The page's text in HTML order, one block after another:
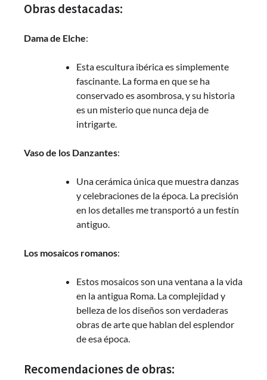
Obras destacadas:
Dama de Elche:
Esta escultura ibérica es simplemente
fascinante. La forma en que se ha
conservado es asombrosa, y su historia
es un misterio que nunca deja de
intrigarte.
Vaso de los Danzantes:
Una cerámica única que muestra danzas
y celebraciones de la época. La precisión
en los detalles me transportó a un festín
antiguo.
Los mosaicos romanos:
Estos mosaicos son una ventana a la vida
en la antigua Roma. La complejidad y
belleza de los diseños son verdaderas
obras de arte que hablan del esplendor
de esa época.
Recomendaciones de obras: